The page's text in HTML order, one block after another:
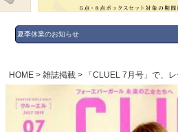
夏季休業のお知らせ
HOME 雑誌掲載 「CLUEL 7月号」で、